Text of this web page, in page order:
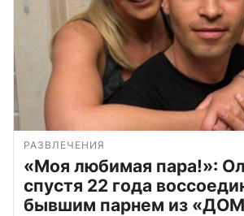
РАЗВЛЕЧЕНИЯ
«Моя любимая пара!»:
спустя 22 года
бывшим парнем из